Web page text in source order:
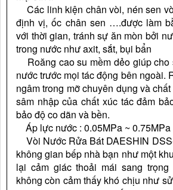
Các linh kiện chân vòi, nén sen
định vị, ốc chân sen ….được làm
với thời gian, tránh sự ăn mòn bởi
trong nước như axit, sắt, bụi bẩn
Roăng cao su mềm dẻo giúp cho
nước trước mọi tác động bên ngoài.
ngâm trong mỡ chuyên dụng và
sâm nhập của chất xúc tác đảm
bảo độ co dãn và bền.
Áp lực nước : 0.05MPa ~ 0.75MPa
Vòi Nước Rửa Bát DAESHIN
không gian bếp nhà bạn như một
lại cảm giác thoải mái sang
không còn cảm thấy khó chịu như